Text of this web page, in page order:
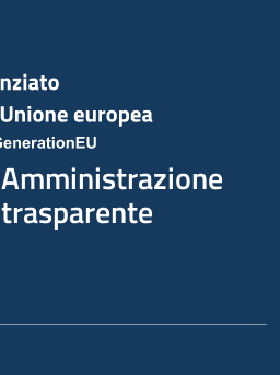
Amministrazione
trasparente